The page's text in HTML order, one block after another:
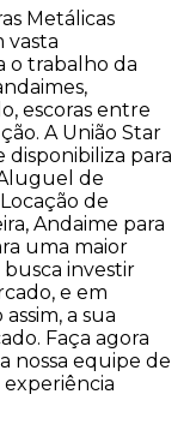
Metálicas
vasta
o trabalho da
escoras entre
A União Star
disponibiliza para
de
de
Andaime para
uma maior
busca investir
e em
a sua
Faça agora
nossa equipe de